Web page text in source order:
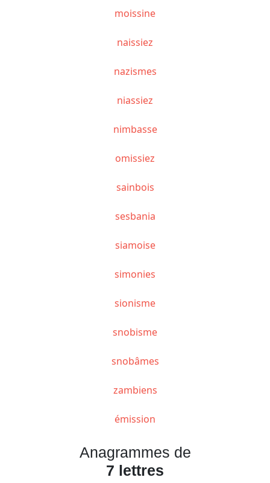
moissine
naissiez
nazismes
niassiez
nimbasse
omissiez
sainbois
sesbania
siamoise
simonies
sionisme
snobisme
snobâmes
zambiens
émission
Anagrammes de
7 lettres